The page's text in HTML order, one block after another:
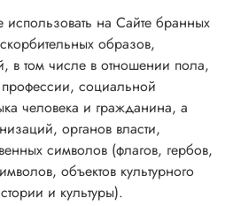
на Сайте бранных
образов,
в том числе в отношении пола,
социальной
человека и гражданина, а
органов власти,
символов (флагов, гербов,
объектов культурного
и культуры).